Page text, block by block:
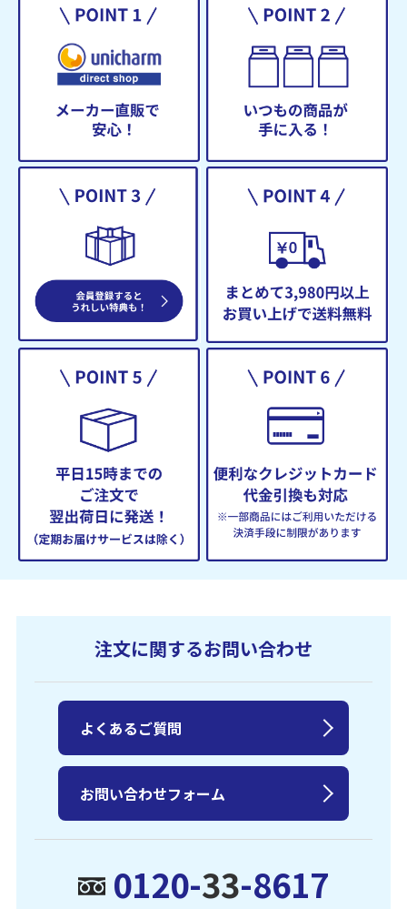
注文に関するお問い合わせ
0120-33-8617
よくあるご質問
お問い合わせフォーム